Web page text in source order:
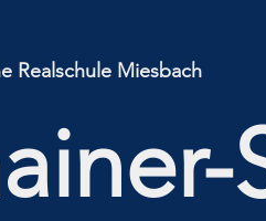
Realschule Miesbach